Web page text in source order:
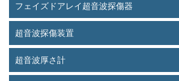
フェイズドアレイ超音波探傷器
超音波探傷装置
超音波厚さ計